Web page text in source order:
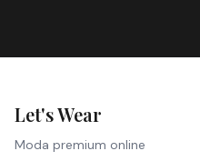
Let's Wear
Moda premium online